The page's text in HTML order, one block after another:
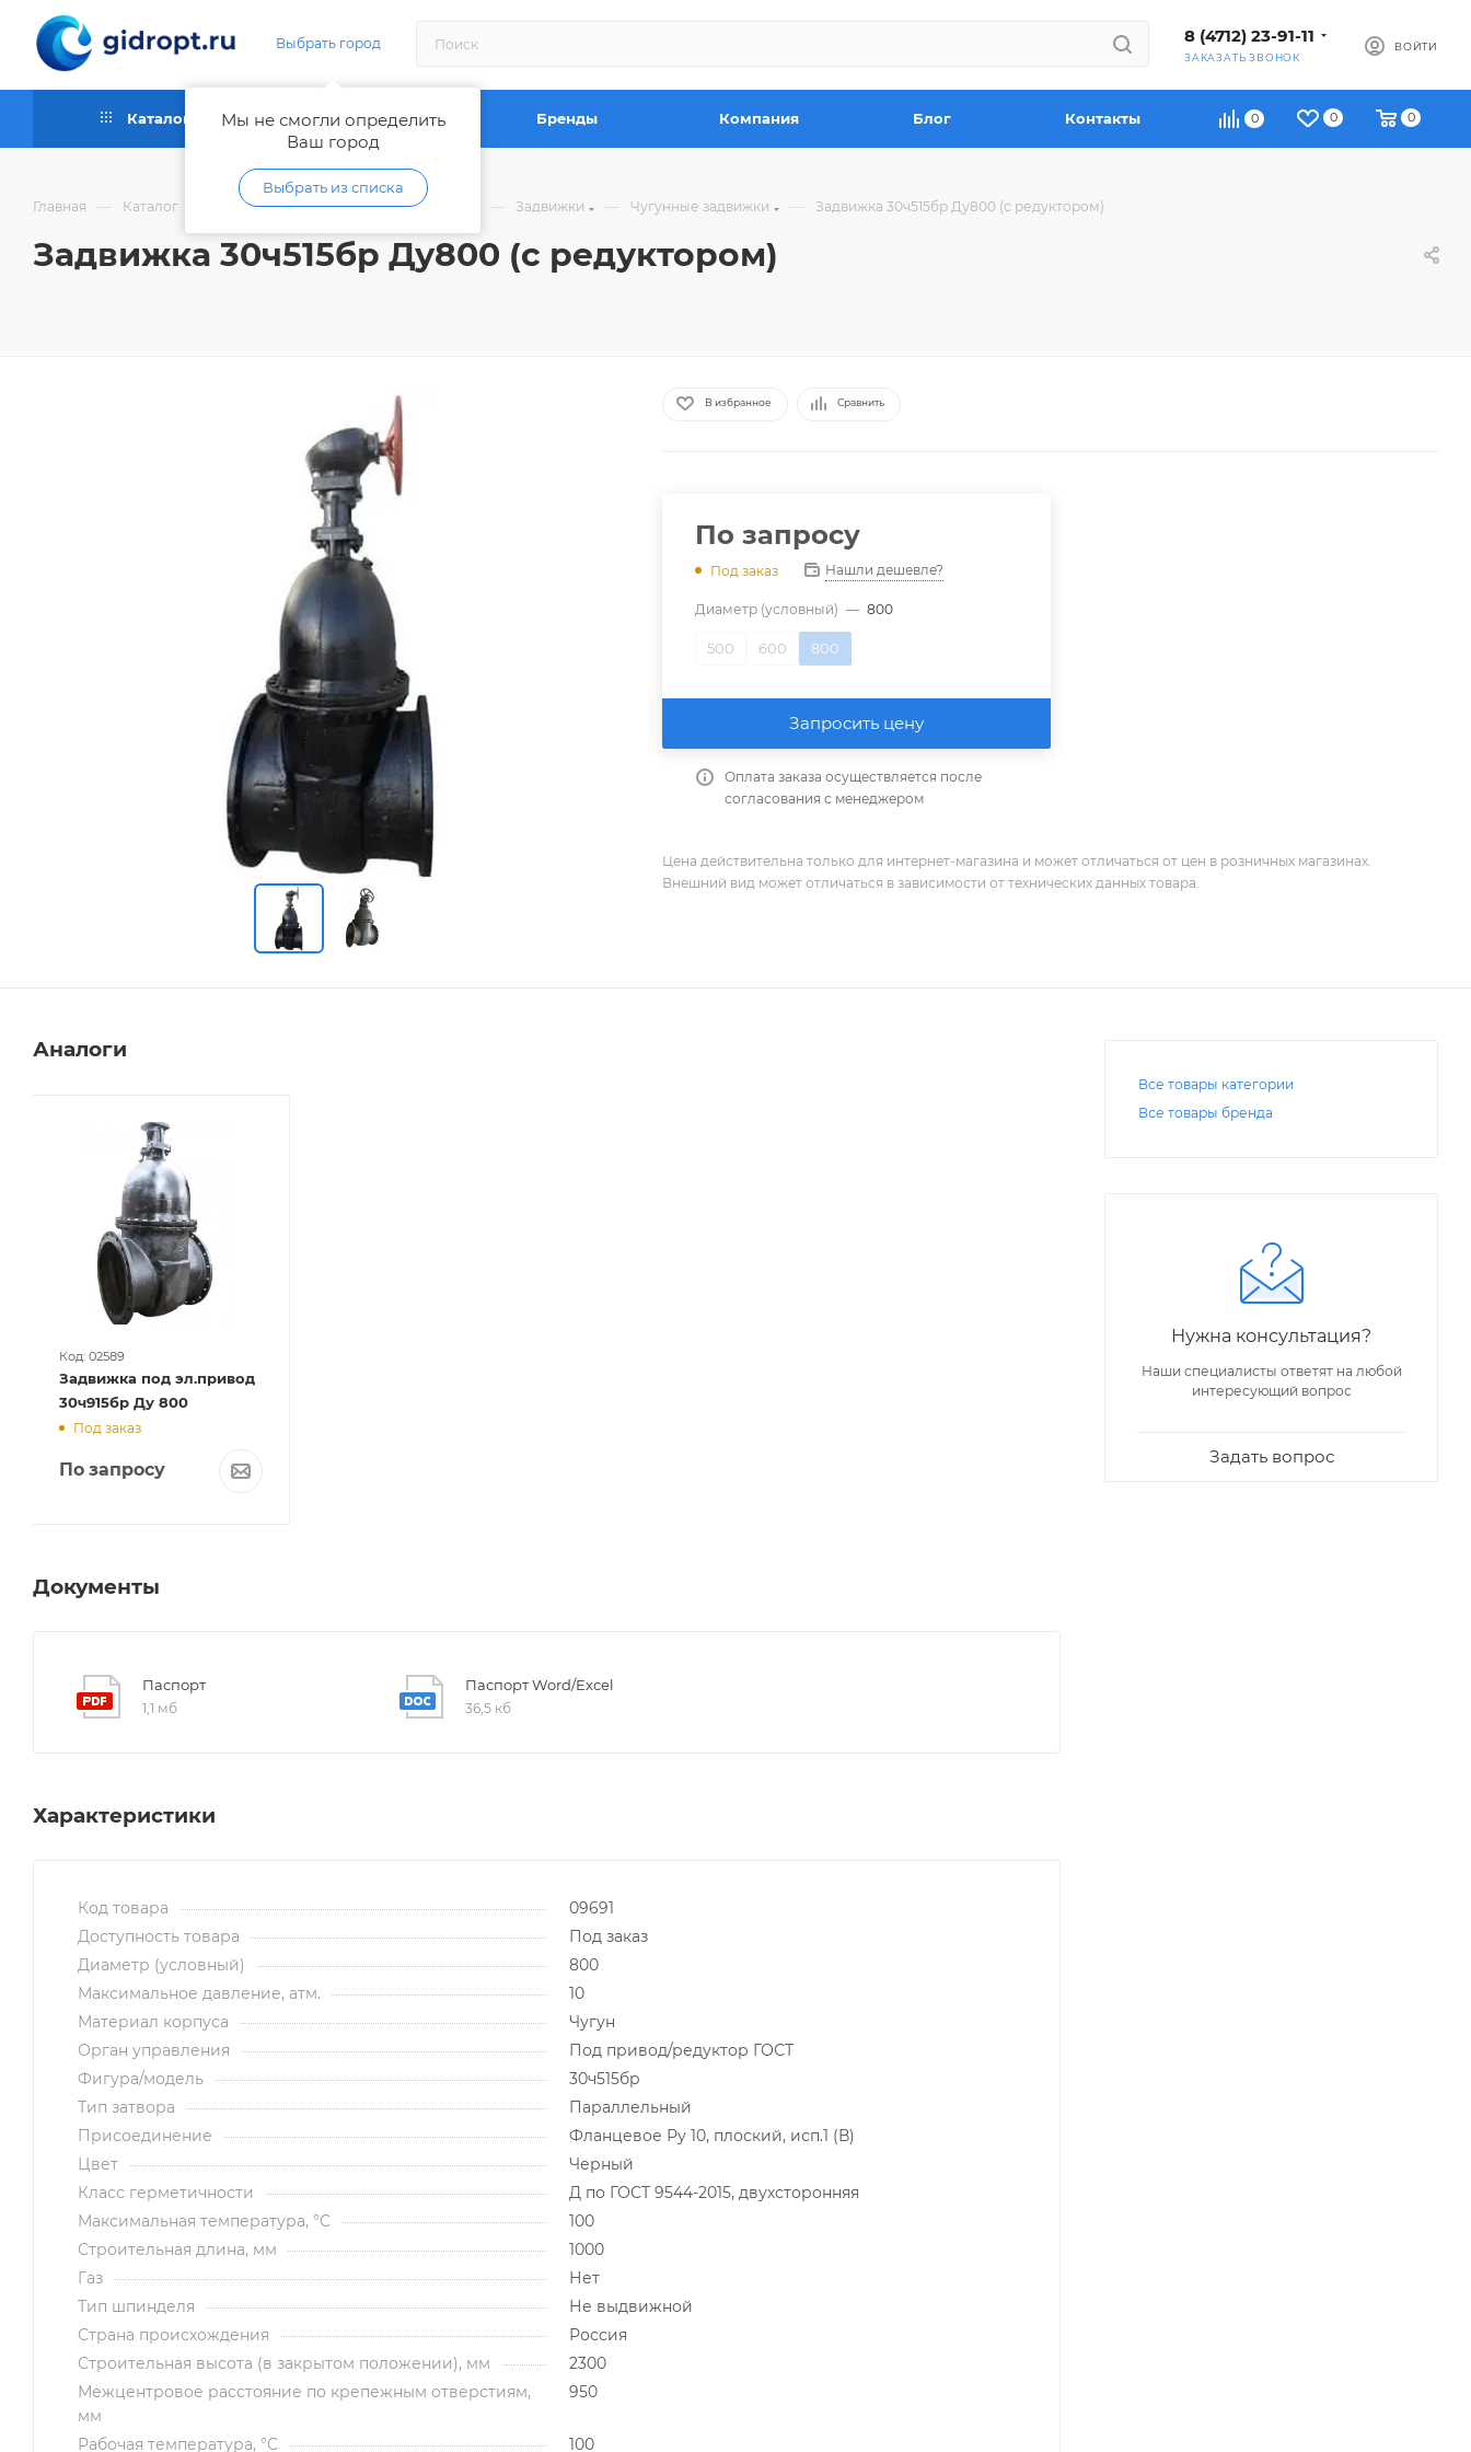
Выбрать город
Мы не смогли определить
Ваш город
Выбрать из списка
8 (4712) 23-91-11
ЗАКАЗАТЬ ЗВОНОК
ВОЙТИ
0 0 0
Каталог Как купить Бренды Компания Блог Контакты
Главная — Каталог Запорная и регулирующая арматура — Задвижки — Чугунные задвижки — Задвижка 30ч515бр Ду800 (с редуктором)
Задвижка 30ч515бр Ду800 (с редуктором)
В избранное Сравнить
По запросу
Под заказ Нашли дешевле?
Диаметр (условный) — 800
500 600 800
Запросить цену
Оплата заказа осуществляется после
согласования с менеджером
Цена действительна только для интернет-магазина и может отличаться от цен в розничных магазинах.
Внешний вид может отличаться в зависимости от технических данных товара.
Аналоги
Код: 02589
Задвижка под эл.привод
30ч915бр Ду 800
Под заказ
По запросу
Документы
Паспорт
1,1 мб
Паспорт Word/Excel
36,5 кб
Характеристики
Код товара
09691
Доступность товара
Под заказ
Диаметр (условный)
800
Максимальное давление, атм.
10
Материал корпуса
Чугун
Орган управления
Под привод/редуктор ГОСТ
Фигура/модель
30ч515бр
Тип затвора
Параллельный
Присоединение
Фланцевое Ру 10, плоский, исп.1 (В)
Цвет
Черный
Класс герметичности
Д по ГОСТ 9544-2015, двухсторонняя
Максимальная температура, °C
100
Строительная длина, мм
1000
Газ
Нет
Тип шпинделя
Не выдвижной
Страна происхождения
Россия
Строительная высота (в закрытом положении), мм
2300
Межцентровое расстояние по крепежным отверстиям,
мм
950
Рабочая температура, °C 100
Все товары категории
Все товары бренда
Нужна консультация?
Наши специалисты ответят на любой
интересующий вопрос
Задать вопрос